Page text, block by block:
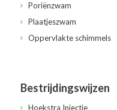
Poriënzwam
Plaatjeszwam
Oppervlakte schimmels
Bestrijdingswijzen
Hoekstra Injectie